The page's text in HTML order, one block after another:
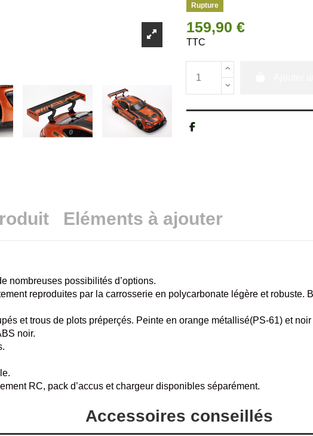
Rupture
159,90 €
TTC
Eléments à ajouter
nombreuses possibilités d’options.
reproduites par la carrosserie en polycarbonate légère et robuste.
et trous de plots préperçés. Peinte en orange métallisé(PS-61) et
noir.
RC, pack d’accus et chargeur disponibles séparément.
Accessoires conseillés